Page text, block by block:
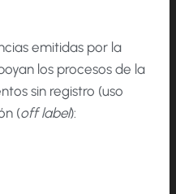
emitidas por la
los procesos de la
sin registro (uso
(off label):